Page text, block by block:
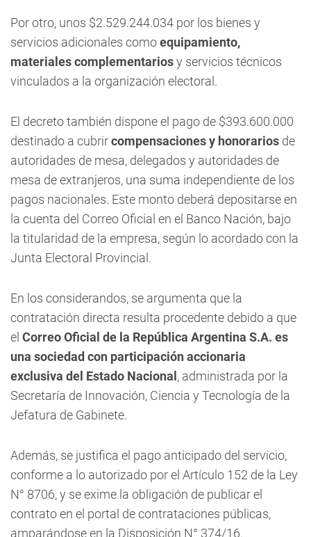
Por otro, unos $2.529.244.034 por los bienes y
servicios adicionales comoequipamiento,
materiales complementariosy servicios técnicos
vinculados a la organización electoral.
El decreto también dispone el pago de $393.600.000
destinado a cubrircompensaciones y honorarios de
autoridades de mesa, delegados y autoridades de
mesa de extranjeros, una suma independiente de los
pagos nacionales. Este monto deberá depositarse en
la cuenta del Correo Oficial en el Banco Nación, bajo
la titularidad de la empresa, según lo acordado con la
Junta Electoral Provincial.
En los considerandos, se argumenta que la
contratación directa resulta procedente debido a que
el Correo Oficial de la República Argentina S.A. es
una sociedad con participación accionaria
exclusiva del Estado Nacional , administrada por la
Secretaría de Innovación, Ciencia y Tecnología de la
Jefatura de Gabinete.
Además, se justifica el pago anticipado del servicio,
conforme a lo autorizado por el Artículo 152 de la Ley
N° 8706, y se exime la obligación de publicar el
contrato en el portal de contrataciones públicas,
amparándose en la Disposición N° 374/16.